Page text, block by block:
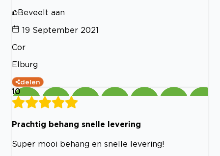
Beveelt aan
19 September 2021
Cor
Elburg
delen
10
Prachtig behang snelle levering
Super mooi behang en snelle levering!